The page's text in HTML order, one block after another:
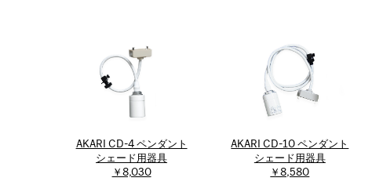
AKARI CD-4 ペンダント
シェード用器具
￥8,030
AKARI CD-10 ペンダント
シェード用器具
￥8,580